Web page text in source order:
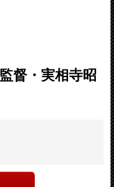
督・実相寺昭